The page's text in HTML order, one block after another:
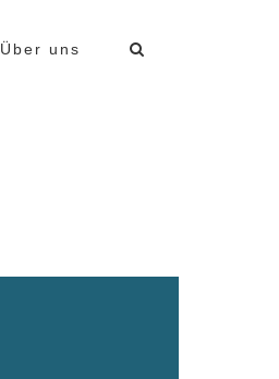
Über uns